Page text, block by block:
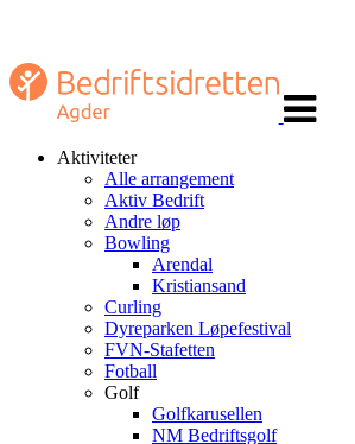
navigasjon
Aktiviteter
Alle arrangement
Aktiv Bedrift
Andre løp
Bowling
Arendal
Kristiansand
Curling
Dyreparken Løpefestival
FVN-Stafetten
Fotball
Golf
Golfkarusellen
NM Bedriftsgolf